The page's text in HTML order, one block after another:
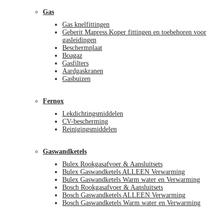
Gas
Gas knelfittingen
Geberit Mapress Koper fittingen en toebehoren voor
gasleidingen
Beschermplaat
Boagaz
Gasfilters
Aardgaskranen
Gasbuizen
Fernox
Lekdichtingsmiddelen
CV-bescherming
Reinigingsmiddelen
Gaswandketels
Bulex Rookgasafvoer & Aansluitsets
Bulex Gaswandketels ALLEEN Verwarming
Bulex Gaswandketels Warm water en Verwarming
Bosch Rookgasafvoer & Aansluitsets
Bosch Gaswandketels ALLEEN Verwarming
Bosch Gaswandketels Warm water en Verwarming